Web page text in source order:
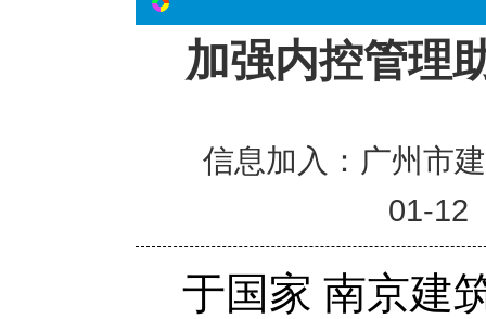
加强内控管理
信息加入：广州市
01-12
于国家 南京建